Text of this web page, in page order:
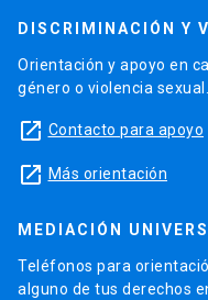
DISCRIMINACIÓN Y
Orientación y apoyo en
género o violencia sexual.
launch Contacto para apoyo
launch Más orientación
MEDIACIÓN
Teléfonos para
alguno de tus derechos